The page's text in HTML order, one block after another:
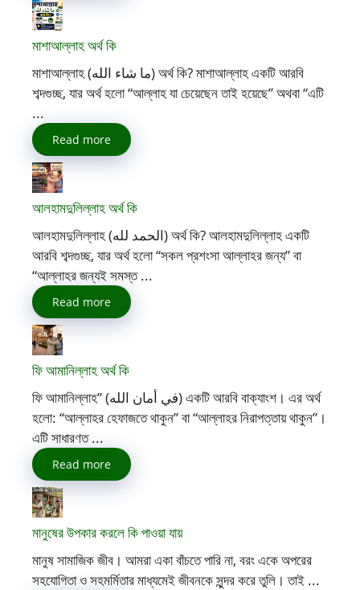
মাশাআল্লাহ অর্থ কি
মাশাআল্লাহ (ما شاء الله) অর্থ কি? মাশাআল্লাহ একটি আরবি
শব্দগুচ্ছ, যার অর্থ হলো “আল্লাহ যা চেয়েছেন তাই হয়েছে” অথবা “এটি
...
Read more
আলহামদুলিল্লাহ অর্থ কি
আলহামদুলিল্লাহ (الحمد لله) অর্থ কি? আলহামদুলিল্লাহ একটি
আরবি শব্দগুচ্ছ, যার অর্থ হলো “সকল প্রশংসা আল্লাহর জন্য” বা
“আল্লাহর জন্যই সমস্ত ...
Read more
ফি আমানিল্লাহ অর্থ কি
ফি আমানিল্লাহ” (في أمان الله) একটি আরবি বাক্যাংশ। এর অর্থ
হলো: “আল্লাহর হেফাজতে থাকুন” বা “আল্লাহর নিরাপত্তায় থাকুন”।
এটি সাধারণত ...
Read more
মানুষের উপকার করলে কি পাওয়া যায়
মানুষ সামাজিক জীব। আমরা একা বাঁচতে পারি না, বরং একে অপরের
সহযোগিতা ও সহমর্মিতার মাধ্যমেই জীবনকে সুন্দর করে তুলি। তাই ...